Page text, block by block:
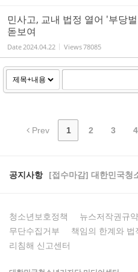
민사고, 교내 법정 열어 '부당
돋보여
Date 2024.04.22 Views78085
Prev 1 2 3 4
공지사항 [접수마감] 대한민국청
청소년보호정책 뉴스저작권규약
무단수집거부
책임의 한계와 법
리침해 신고센터